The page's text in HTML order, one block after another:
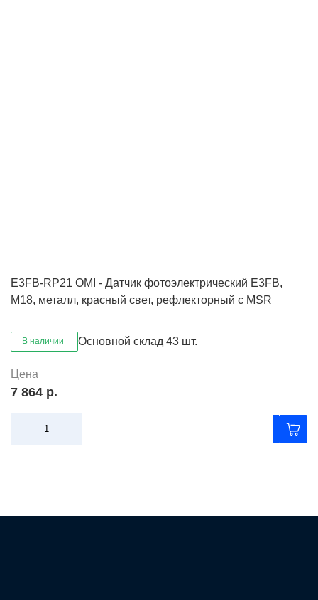
E3FB-RP21 OMI - Датчик фотоэлектрический E3FB,
M18, металл, красный свет, рефлекторный с MSR
В наличии Основной склад 43 шт.
Цена
7 864 р.